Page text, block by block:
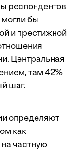
респондентов
могли бы
и престижной
Центральная
там 42%
шаг.
определяют
как
частную